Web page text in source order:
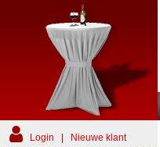
Login Nieuwe klant